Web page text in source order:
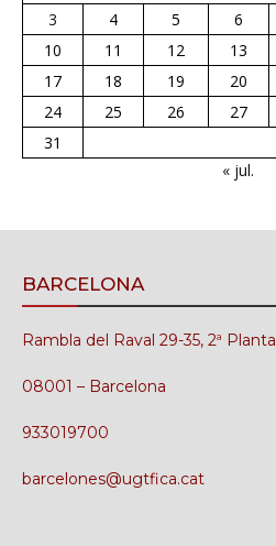
3
4 5 6
10
11 12 13
17
18 19 20
24
25 26 27
31
« jul.
BARCELONA
Rambla del Raval 29-35, 2ª Planta
08001 – Barcelona
933019700
barcelones@ugtfica.cat